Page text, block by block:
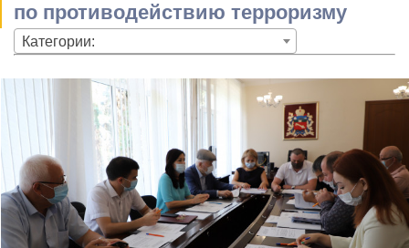
по противодействию терроризму
Категории: